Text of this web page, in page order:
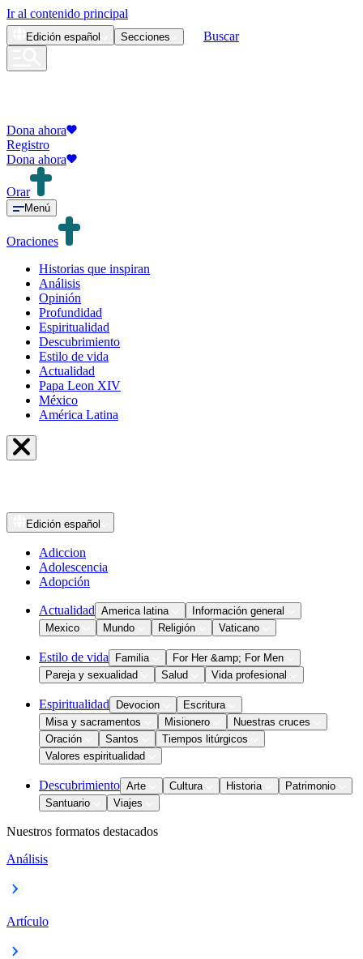
Ir al contenido principal
Edición español Secciones Buscar
Dona ahora
Registro
Dona ahora
Orar
Menú
Oraciones
Historias que inspiran
Análisis
Opinión
Profundidad
Espiritualidad
Descubrimiento
Estilo de vida
Actualidad
Papa Leon XIV
México
América Latina
Edición español
Adiccion
Adolescencia
Adopción
Actualidad America latina
Información general
Mexico
Mundo Religión Vaticano
Estilo de vida Familia
For Her &amp; For Men
Pareja y sexualidad
Salud Vida profesional
Espiritualidad Devocion
Escritura
Misa y sacramentos
Misionero
Nuestras cruces
Oración
Santos
Tiempos litúrgicos
Valores espiritualidad
Descubrimiento Arte Cultura Historia
Patrimonio
Santuario
Viajes
Nuestros formatos destacados
Análisis
Artículo